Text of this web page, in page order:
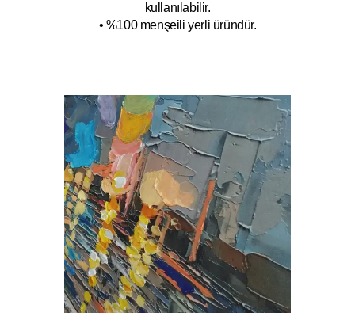
kullanılabilir.
• %100 menşeili yerli üründür.